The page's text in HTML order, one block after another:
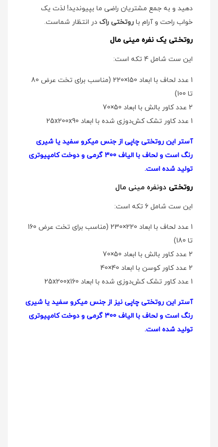
دهید و به جمع مشتریان راضی ما بپیوندید! لذت یک
خواب راحت و آرام با روتختی راک در انتظار شماست.
روتختی یک نفره مینی مال
این ست شامل 4 تکه است:
1 عدد لحاف با ابعاد 150×220 (مناسب برای تخت عرض 80
تا 100)
2 عدد کاور بالش با ابعاد 50×70
1 عدد کاور تشک کش‌دوزی شده با ابعاد 25x200x90
آستر این روتختی چاپی از جنس میکرو سفید یا شیری
رنگ است و لحاف با الیاف 300 گرمی و دوخت کامپیوتری
تولید شده است.
روتختی دو‌نفره مینی مال
این ست شامل 6 تکه است:
1 عدد لحاف با ابعاد 220×230 (مناسب برای تخت عرض 160
تا 180)
2 عدد کاور بالش با ابعاد 50×70
2 عدد کاور کوسن با ابعاد 40×40
1 عدد کاور تشک کش‌دوزی شده با ابعاد 25x200x160
آستر این روتختی چاپی نیز از جنس میکرو سفید یا شیری
رنگ است و لحاف با الیاف 300 گرمی و دوخت کامپیوتری
تولید شده است.